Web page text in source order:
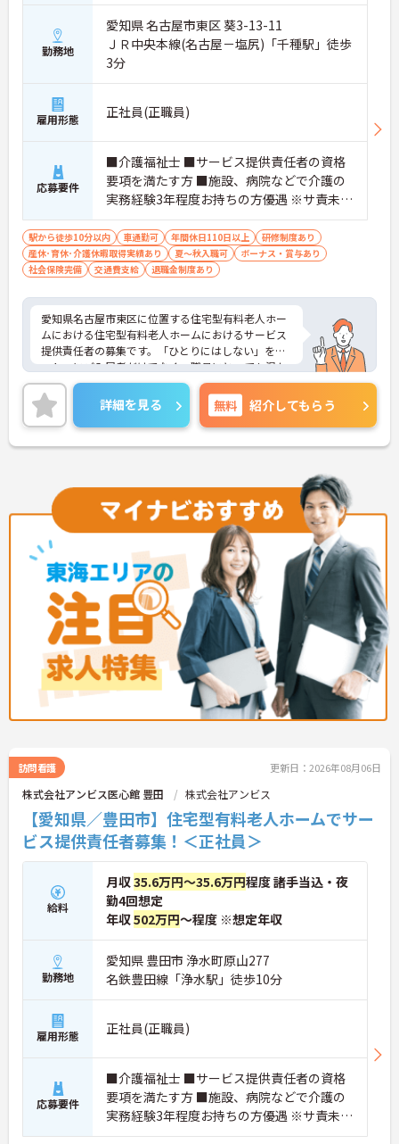
★おすすめPOINT★
＜個別ＯＪＴとチーム連携で着実に成長！＞
・入職後はお一人おひとりの習熟度に合わせた個別
のＯＪＴ研修を実施し、ｅラーニングを用いた学習
の機会も提供されます
・施設内には看護師が24時間常駐しており、急変時
の対応や専門的な医療処置は看護師が担当するため
しやすく、初任者研修や実務者研修からでも着実に
専門性を高められます
＜残業月7時間以下で身体の負担を軽減！＞
高く、急なシフト変更や無理な長時間勤務が発生し
にくい人員体制です
・訪問スケジュールに沿って施設内でのケアを行う
ため、月平均の残業時間は5時間から7時間程度とか
・夜勤明けの翌日は原則としてお休みとなるシフト
編成が組まれており、しっかりと休息を取りながら
長期的な就業が可能です
＜評価制度でキャリアアップ＞
・介護福祉士や初任者研修などの資格や実務経験、
夜勤回数がしっかりと給与に反映されるためモチベ
ーションを維持できます
・年次を問わずリーダーや主任などのマネジメント
キャリア形成が可能です
勤務地
愛知県 名古屋市東区 葵3-13-11
ＪＲ中央本線(名古屋－塩尻)「千種駅」徒歩
3分
雇用形態 正社員(正職員)
応募要件
■介護福祉士 ■サービス提供責任者の資格
要項を満たす方 ■施設、病院などで介護の
実務経験3年程度お持ちの方優遇 ※サ責未経
験スタートの実績多数
駅から徒歩10分以内 車通勤可 年間休日110日以上
研修制度あり
産休･育休･介護休暇取得実績あり
夏～秋入職可
ボーナス・賞与あり
社会保険完備
交通費支給 退職金制度あり
愛知県名古屋市東区に位置する住宅型有料老人ホー
ムにおける住宅型有料老人ホームにおけるサービス
提供責任者の募集です。「ひとりにはしない」をモ
ットーにご入居者だけでなく、職員にとっても温か
みのある環境づくりを目指しています。
ご利用者一人ひとりに寄り添ってサービスを提供し
ていただける方を募集しています。サービス提供責
任者の経験がなくスタートされた方も多数いらっし
ゃいます。
さい！
詳細を見る 無料 紹介してもらう
訪問看護 更新日：2026年08月06日
株式会社アンビス医心館 豊田 株式会社アンビス
【愛知県／豊田市】住宅型有料老人ホームでサー
ビス提供責任者募集！＜正社員＞
給料
月収35.6万円～35.6万円程度 諸手当込・夜
勤4回想定
年収502万円～程度 ※想定年収
勤務地
愛知県 豊田市 浄水町原山277
名鉄豊田線「浄水駅」徒歩10分
雇用形態 正社員(正職員)
応募要件
■介護福祉士 ■サービス提供責任者の資格
要項を満たす方 ■施設、病院などで介護の
実務経験3年程度お持ちの方優遇 ※サ責未経
験スタートの実績多数